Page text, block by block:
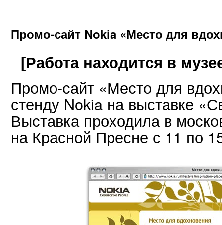
Промо-сайт Nokia «Место для
[Работа находится в
Промо-сайт «Место для
стенду Nokia на выставке
Выставка проходила в
на Красной Пресне с 11 по